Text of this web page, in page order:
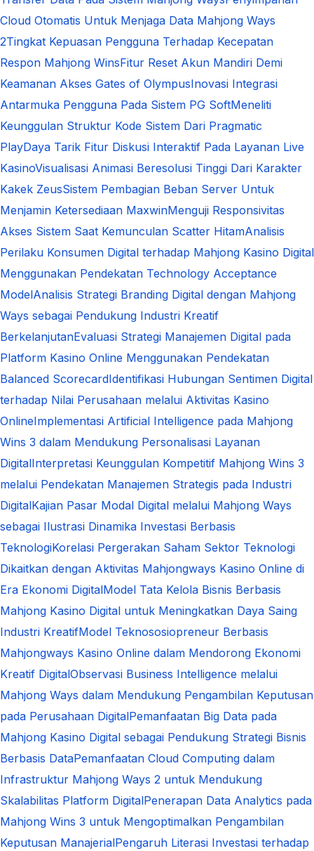
Cloud Otomatis Untuk Menjaga Data Mahjong Ways
2Tingkat Kepuasan Pengguna Terhadap Kecepatan
Respon Mahjong WinsFitur Reset Akun Mandiri Demi
Keamanan Akses Gates of OlympusInovasi Integrasi
Antarmuka Pengguna Pada Sistem PG SoftMeneliti
Keunggulan Struktur Kode Sistem Dari Pragmatic
PlayDaya Tarik Fitur Diskusi Interaktif Pada Layanan Live
KasinoVisualisasi Animasi Beresolusi Tinggi Dari Karakter
Kakek ZeusSistem Pembagian Beban Server Untuk
Menjamin Ketersediaan MaxwinMenguji Responsivitas
Akses Sistem Saat Kemunculan Scatter HitamAnalisis
Perilaku Konsumen Digital terhadap Mahjong Kasino Digital
Menggunakan Pendekatan Technology Acceptance
ModelAnalisis Strategi Branding Digital dengan Mahjong
Ways sebagai Pendukung Industri Kreatif
BerkelanjutanEvaluasi Strategi Manajemen Digital pada
Platform Kasino Online Menggunakan Pendekatan
Balanced ScorecardIdentifikasi Hubungan Sentimen Digital
terhadap Nilai Perusahaan melalui Aktivitas Kasino
OnlineImplementasi Artificial Intelligence pada Mahjong
Wins 3 dalam Mendukung Personalisasi Layanan
DigitalInterpretasi Keunggulan Kompetitif Mahjong Wins 3
melalui Pendekatan Manajemen Strategis pada Industri
DigitalKajian Pasar Modal Digital melalui Mahjong Ways
sebagai Ilustrasi Dinamika Investasi Berbasis
TeknologiKorelasi Pergerakan Saham Sektor Teknologi
Dikaitkan dengan Aktivitas Mahjongways Kasino Online di
Era Ekonomi DigitalModel Tata Kelola Bisnis Berbasis
Mahjong Kasino Digital untuk Meningkatkan Daya Saing
Industri KreatifModel Teknososiopreneur Berbasis
Mahjongways Kasino Online dalam Mendorong Ekonomi
Kreatif DigitalObservasi Business Intelligence melalui
Mahjong Ways dalam Mendukung Pengambilan Keputusan
pada Perusahaan DigitalPemanfaatan Big Data pada
Mahjong Kasino Digital sebagai Pendukung Strategi Bisnis
Berbasis DataPemanfaatan Cloud Computing dalam
Infrastruktur Mahjong Ways 2 untuk Mendukung
Skalabilitas Platform DigitalPenerapan Data Analytics pada
Mahjong Wins 3 untuk Mengoptimalkan Pengambilan
Keputusan ManajerialPengaruh Literasi Investasi terhadap